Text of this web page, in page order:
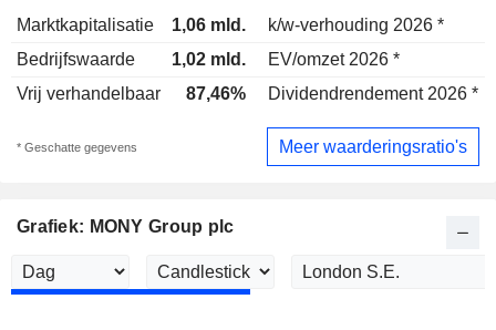
Marktkapitalisatie 1,06 mld.
k/w-verhouding 2026 *
Bedrijfswaarde
1,02 mld. EV/omzet 2026 *
Vrij verhandelbaar
87,46% Dividendrendement 2026 *
* Geschatte gegevens Meer waarderingsratio's
Grafiek: MONY Group plc